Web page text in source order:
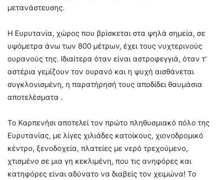
μετανάστευσης.
Η Ευρυτανία, χώρος που βρίσκεται στα ψηλά σημεία, σε
υψόμετρα άνω των 800 μέτρων, έχει τους νυχτερινούς
ουρανούς της. Ιδιαίτερα όταν είναι αστροφεγγιά, όταν τ’
αστέρια γεμίζουν τον ουρανό και η ψυχή αισθάνεται
συγκλονισμένη, η παρατήρησή τους αποδίδει θαυμάσια
αποτελέσματα .
Το Καρπενήσι αποτελεί τον πρώτο πληθυσμιακό πόλο της
Ευρυτανίας, με λίγες χιλιάδες κατοίκους, χιονοδρομικό
κέντρο, ξενοδοχεία, πλατείες με νερό τρεχούμενο,
χτισμένο σε μια γη κεκλιμένη, που τις ανηφόρες και
κατηφόρες είναι αδύνατο να διαβείς τον χειμώνα! Το